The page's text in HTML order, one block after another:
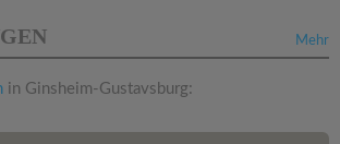
Mehr
in Ginsheim-Gustavsburg: